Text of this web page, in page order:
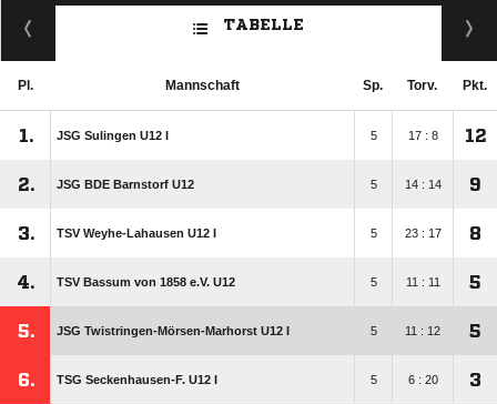
TABELLE
Pl. Mannschaft Sp. Torv. Pkt.
1. JSG Sulingen U12 I 5 17 : 8 12
2. JSG BDE Barnstorf U12 5 14 : 14 9
3. TSV Weyhe-Lahausen U12 I 5 23 : 17 8
4. TSV Bassum von 1858 e.V. U12 5 11 : 11 5
5. JSG Twistringen-Mörsen-Marhorst U12 I 5 11 : 12 5
6. TSG Seckenhausen-F. U12 I 5 6 : 20 3